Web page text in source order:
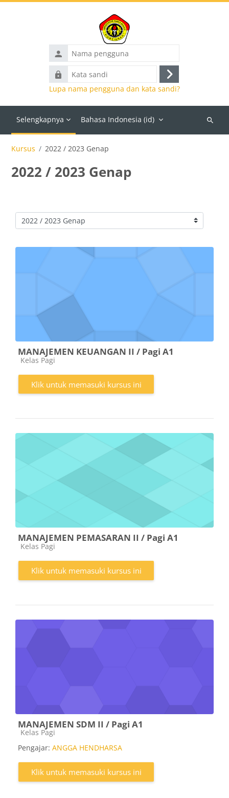
Nama
pengguna
Kata
sandi
Masuk
Lupa nama pengguna dan kata sandi?
Selengkapnya Bahasa Indonesia ‎(id)‎
Cari
Kursus 2022 / 2023 Genap
2022 / 2023 Genap
Kategori kursus
MANAJEMEN KEUANGAN II / Pagi A1
Kategori kursus
Kelas Pagi
Klik untuk memasuki kursus ini
MANAJEMEN PEMASARAN II / Pagi A1
Kategori kursus
Kelas Pagi
Klik untuk memasuki kursus ini
MANAJEMEN SDM II / Pagi A1
Kategori kursus
Kelas Pagi
Pengajar: ANGGA HENDHARSA
Klik untuk memasuki kursus ini